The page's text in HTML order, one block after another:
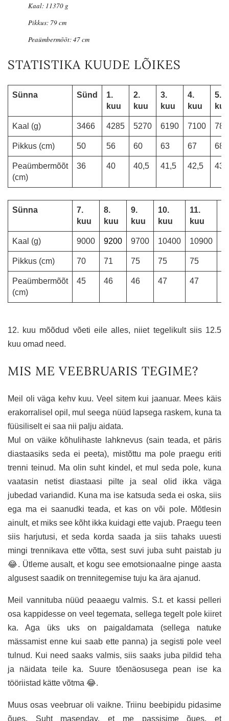
Kaal: 11370 g
Pikkus: 79 cm
Peaümbermõõt: 47 cm
STATISTIKA KUUDE LÕIKES
Sünna Sünd
1.
kuu
2.
kuu
3.
kuu
4.
kuu
5.
kuu
Kaal (g) 3466 4285 5270 6190 7100
Pikkus (cm) 50 56 60 63 67 68
Peaümbermõõt
(cm)
36 40 40,5 41,5 42,5
Sünna
7.
kuu
8.
kuu
9.
kuu
10.
kuu
11.
kuu
Kaal (g) 9000 9200 9700 10400 10900
Pikkus (cm) 70 71 75 75 75
Peaümbermõõt
(cm)
45 46 46 47 47
12. kuu mõõdud võeti eile alles, niiet tegelikult siis 12.5
kuu omad need.
MIS ME VEEBRUARIS TEGIME?
Meil oli väga kehv kuu. Veel sitem kui jaanuar. Mees käis
erakorralisel opil, mul seega nüüd lapsega raskem, kuna ta
füüsiliselt ei saa nii palju aidata.
Mul on väike kõhulihaste lahknevus (sain teada, et päris
diastaasiks seda ei peeta), mistõttu ma pole praegu eriti
trenni teinud. Ma olin suht kindel, et mul seda pole, kuna
vaatasin netist diastaasi pilte ja seal olid ikka väga
jubedad variandid. Kuna ma ise katsuda seda ei oska, siis
ega ma ei saanudki teada, et kas on või pole. Mõtlesin
ainult, et miks see kõht ikka kuidagi ette vajub. Praegu teen
siis harjutusi, et seda korda saada ja siis tahaks uuesti
mingi trennikava ette võtta, sest suvi juba suht paistab ju
😂. Ütleme ausalt, et kogu see emotsionaalne pinge aasta
algusest saadik on trennitegemise tuju ka ära ajanud.
Meil vannituba nüüd peaaegu valmis. S.t. et kassi pelleri
osa kappidesse on veel tegemata, sellega tegelt pole kiiret
ka. Aga üks uks on paigaldamata (sellega natuke
mässamist enne kui saab ette panna) ja segisti pole veel
tulnud. Kui need saaks valmis, siis saaks juba pildid teha
ja näidata teile ka. Suure tõenäosusega pean ise ka
tööriistad kätte võtma 😂.
Muus osas veebruar oli vaikne. Triinu beebipidu pidasime
õues. Suht masendav, et me passisime õues, et